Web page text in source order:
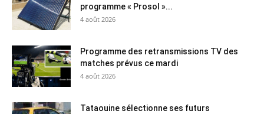
programme « Prosol »...
4 août 2026
Programme des retransmissions TV des
matches prévus ce mardi
4 août 2026
Tataouine sélectionne ses futurs